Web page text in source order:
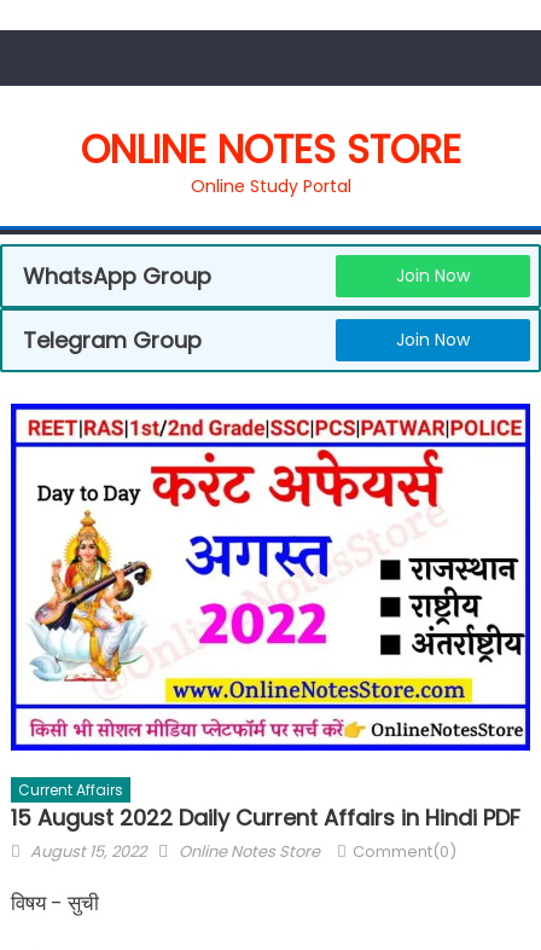
ONLINE NOTES STORE
Online Study Portal
WhatsApp Group Join Now
Telegram Group Join Now
Current Affairs
15 August 2022 Daily Current Affairs in Hindi PDF
August 15, 2022 Online Notes Store Comment(0)
विषय - सुची